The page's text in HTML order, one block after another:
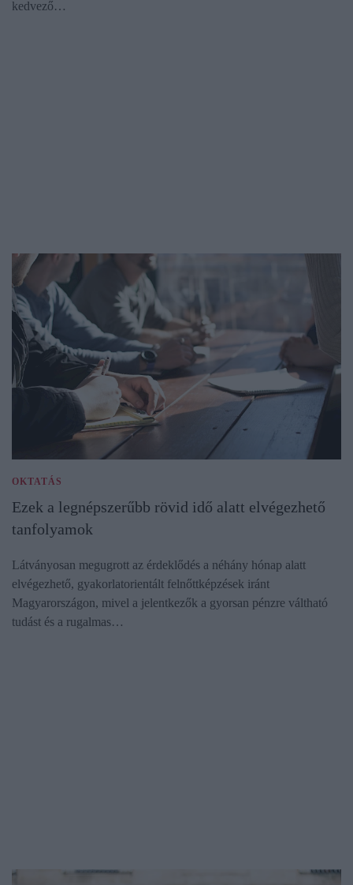
kedvező…
OKTATÁS
Ezek a legnépszerűbb rövid idő alatt elvégezhető
tanfolyamok
Látványosan megugrott az érdeklődés a néhány hónap alatt
elvégezhető, gyakorlatorientált felnőttképzések iránt
Magyarországon, mivel a jelentkezők a gyorsan pénzre váltható
tudást és a rugalmas…